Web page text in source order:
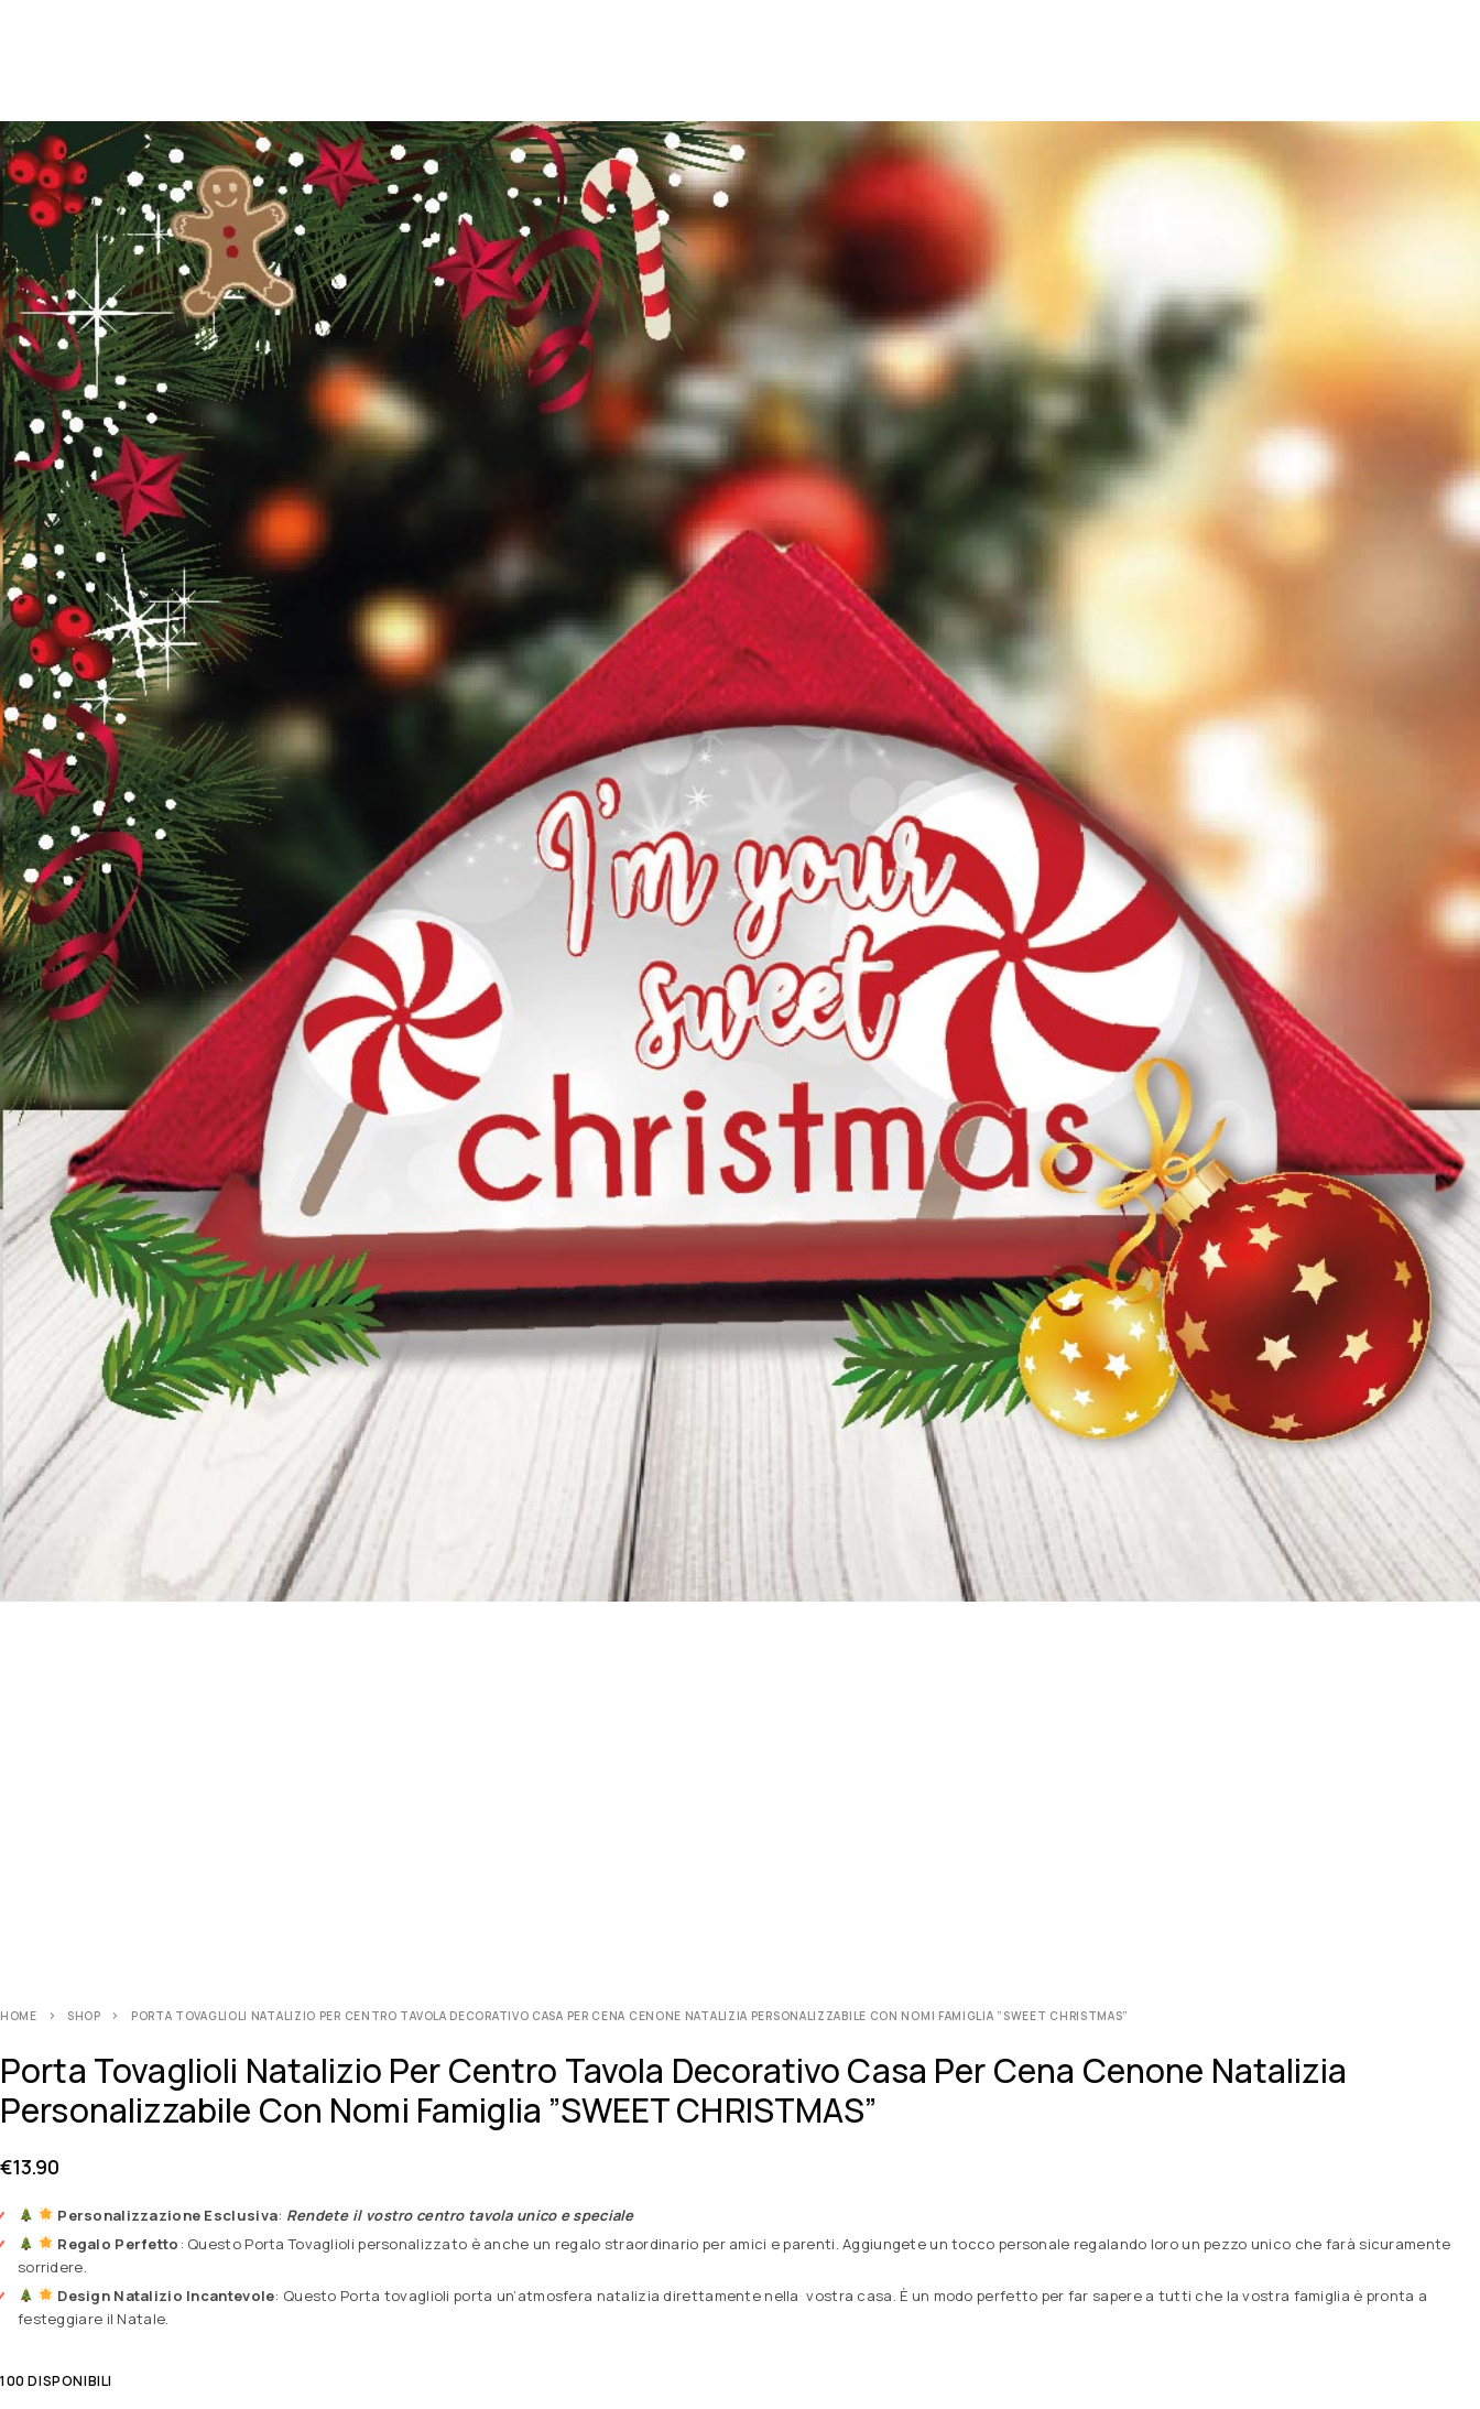
HOME SHOP PORTA TOVAGLIOLI NATALIZIO PER CENTRO TAVOLA DECORATIVO CASA PER CENA CENONE NATALIZIA PERSONALIZZABILE CON NOMI FAMIGLIA ”SWEET CHRISTMAS”
Porta Tovaglioli Natalizio Per Centro Tavola Decorativo Casa Per Cena Cenone Natalizia
Personalizzabile Con Nomi Famiglia ”SWEET CHRISTMAS”
€13.90
Personalizzazione Esclusiva: Rendete il vostro centro tavola unico e speciale
Regalo Perfetto : Questo Porta Tovaglioli personalizzato è anche un regalo straordinario per amici e parenti. Aggiungete un tocco personale regalando loro un pezzo unico che farà sicuramente
sorridere.
Design Natalizio Incantevole: Questo Porta tovaglioli porta un’atmosfera natalizia direttamente nella vostra casa. È un modo perfetto per far sapere a tutti che la vostra famiglia è pronta a
festeggiare il Natale.
100 DISPONIBILI